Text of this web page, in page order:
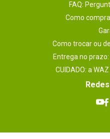
FAQ:
Como
Como trocar ou
Entrega no
CUIDADO: a